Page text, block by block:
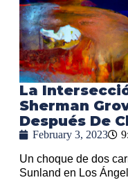
La
Sherman
Después De
February 3, 2023
Un choque de dos
Sunland en Los